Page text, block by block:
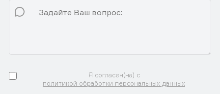
Я согласен(на) с
политикой обработки персональных данных